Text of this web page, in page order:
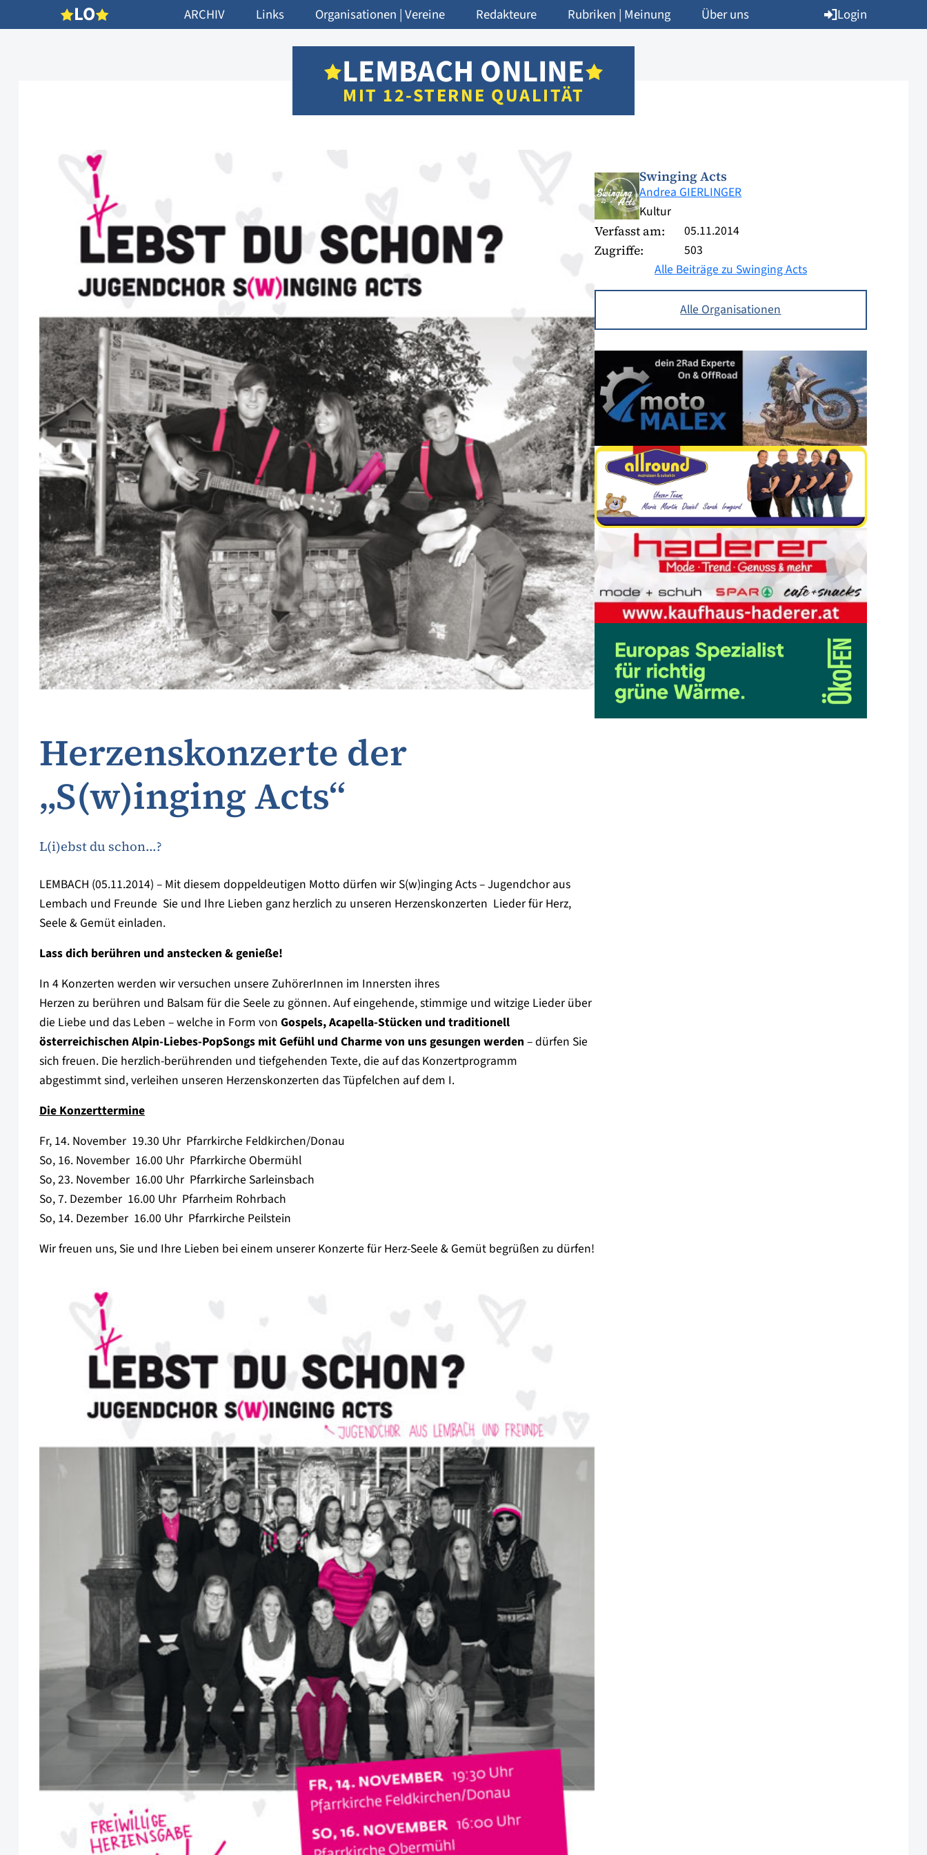
LO ARCHIV Links Organisationen | Vereine Redakteure Rubriken | Meinung Über uns Login
LEMBACH ONLINE
MIT 12-STERNE QUALITÄT
Herzenskonzerte der
„S(w)inging Acts“
L(i)ebst du schon...?
LEMBACH (05.11.2014) – Mit diesem doppeldeutigen Motto dürfen wir S(w)inging Acts – Jugendchor aus
Lembach und Freunde  Sie und Ihre Lieben ganz herzlich zu unseren Herzenskonzerten  Lieder für Herz,
Seele & Gemüt einladen.
Lass dich berühren und anstecken & genieße!
In 4 Konzerten werden wir versuchen unsere ZuhörerInnen im Innersten ihres
Herzen zu berühren und Balsam für die Seele zu gönnen. Auf eingehende, stimmige und witzige Lieder über
die Liebe und das Leben – welche in Form von Gospels, Acapella-Stücken und traditionell
österreichischen Alpin-Liebes-PopSongs mit Gefühl und Charme von uns gesungen werden – dürfen Sie
sich freuen. Die herzlich-berührenden und tiefgehenden Texte, die auf das Konzertprogramm
abgestimmt sind, verleihen unseren Herzenskonzerten das Tüpfelchen auf dem I.
Die Konzerttermine
Fr, 14. November  19.30 Uhr  Pfarrkirche Feldkirchen/Donau
So, 16. November  16.00 Uhr  Pfarrkirche Obermühl
So, 23. November  16.00 Uhr  Pfarrkirche Sarleinsbach
So, 7. Dezember  16.00 Uhr  Pfarrheim Rohrbach
So, 14. Dezember  16.00 Uhr  Pfarrkirche Peilstein
Wir freuen uns, Sie und Ihre Lieben bei einem unserer Konzerte für Herz-Seele & Gemüt begrüßen zu dürfen!
Swinging Acts
Andrea GIERLINGER
Kultur
Verfasst am: 05.11.2014
Zugriffe:
503
Alle Beiträge zu Swinging Acts
Alle Organisationen